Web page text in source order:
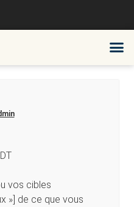
vos cibles
»] de ce que vous